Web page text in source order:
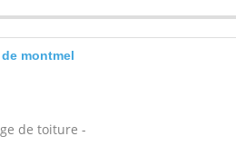
montmel
de toiture -